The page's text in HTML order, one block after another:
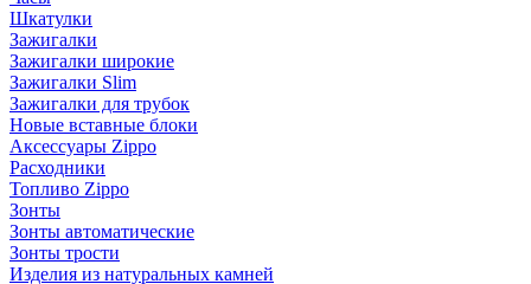
Шкатулки
Зажигалки
Зажигалки широкие
Зажигалки Slim
Зажигалки для трубок
Новые вставные блоки
Аксессуары Zippo
Расходники
Топливо Zippo
Зонты
Зонты автоматические
Зонты трости
Изделия из натуральных камней